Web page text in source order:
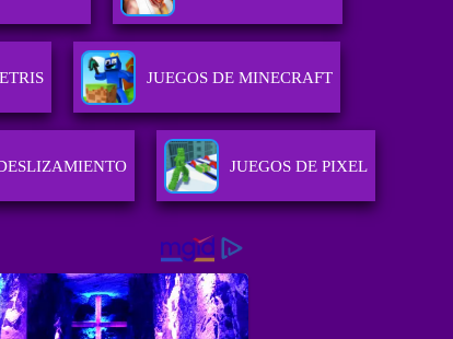
JUEGOS DE MINECRAFT
JUEGOS DE PIXEL